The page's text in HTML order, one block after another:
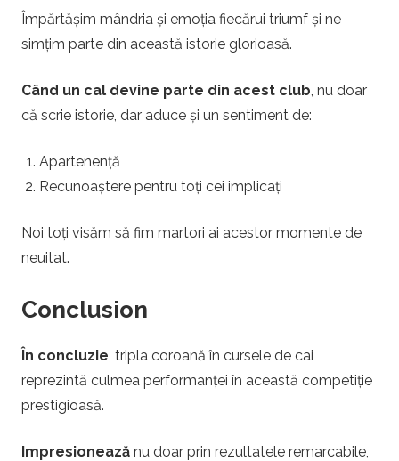
Împărtășim mândria și emoția fiecărui triumf și ne
simțim parte din această istorie glorioasă.
Când un cal devine parte din acest club, nu doar
că scrie istorie, dar aduce și un sentiment de:
Apartenență
Recunoaștere pentru toți cei implicați
Noi toți visăm să fim martori ai acestor momente de
neuitat.
Conclusion
În concluzie, tripla coroană în cursele de cai
reprezintă culmea performanței în această competiție
prestigioasă.
Impresionează nu doar prin rezultatele remarcabile,